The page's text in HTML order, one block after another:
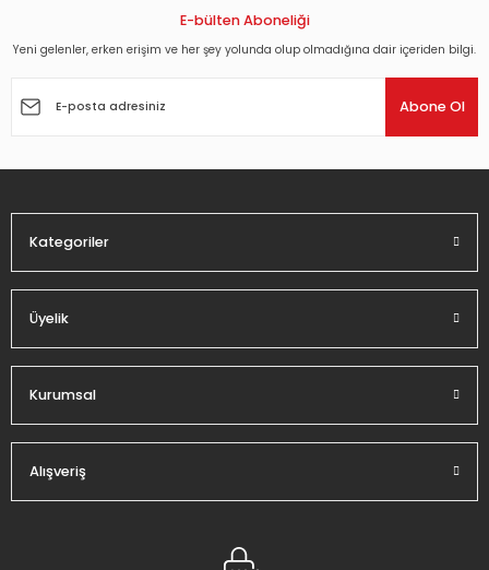
Görüş ve önerileriniz için teşekkür ederiz.
Ürün açıklamasında eksik bilgiler bulunuyor.
E-bülten Aboneliği
Yeni gelenler, erken erişim ve her şey yolunda olup olmadığına dair içeriden bilgi.
Abone Ol
Kategoriler
Üyelik
Kurumsal
Alışveriş